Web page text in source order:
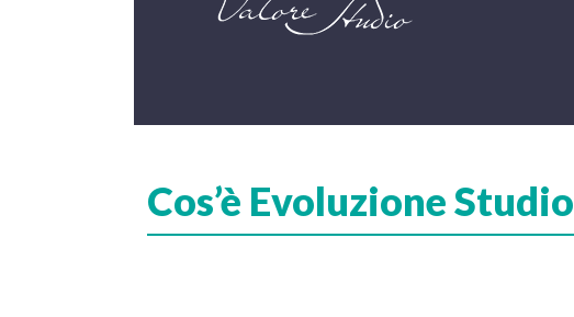
Cos’è Evoluzione Studio